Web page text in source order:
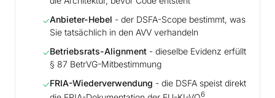
✓Anbieter-Hebel - der DSFA-Scope bestimmt, was
Sie tatsächlich in den AVV verhandeln
✓Betriebsrats-Alignment - dieselbe Evidenz erfüllt
§ 87 BetrVG-Mitbestimmung
✓FRIA-Wiederverwendung - die DSFA speist direkt
6